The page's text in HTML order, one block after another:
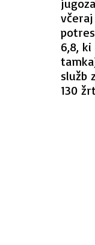
6,8,
služb
130